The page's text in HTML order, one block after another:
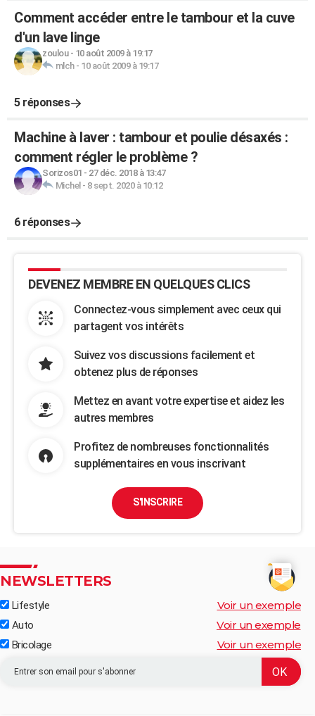
Comment accéder entre le tambour et la cuve
d'un lave linge
zoulou- 10 août 2009 à 19:17
mlch- 10 août 2009 à 19:17
5 réponses
Machine à laver : tambour et poulie désaxés :
comment régler le problème ?
Sorizos01 - 27 déc. 2018 à 13:47
Michel - 8 sept. 2020 à 10:12
6 réponses
DEVENEZ MEMBRE EN QUELQUES CLICS
Connectez-vous simplement avec ceux qui
partagent vos intérêts
Suivez vos discussions facilement et
obtenez plus de réponses
Mettez en avant votre expertise et aidez les
autres membres
Profitez de nombreuses fonctionnalités
supplémentaires en vous inscrivant
S'INSCRIRE
NEWSLETTERS
Lifestyle Voir un exemple
Auto Voir un exemple
Bricolage Voir un exemple